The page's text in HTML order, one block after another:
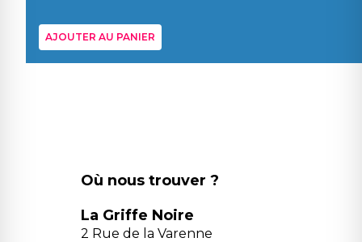
AJOUTER AU PANIER
Où nous trouver ?
La Griffe Noire
2 Rue de la Varenne